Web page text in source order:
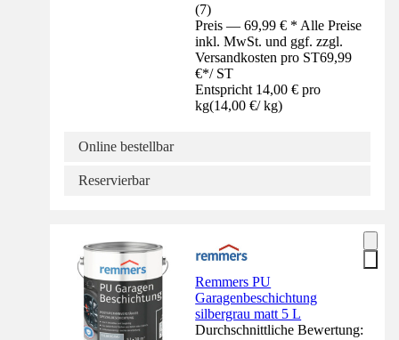
(7)
Preis — 69,99 € * Alle Preise
inkl. MwSt. und ggf. zzgl.
Versandkosten pro ST69,99
€*/ ST
Entspricht 14,00 € pro
kg(14,00 €/ kg)
Online bestellbar
Reservierbar
Remmers PU
Garagenbeschichtung
silbergrau matt 5 L
Durchschnittliche Bewertung: